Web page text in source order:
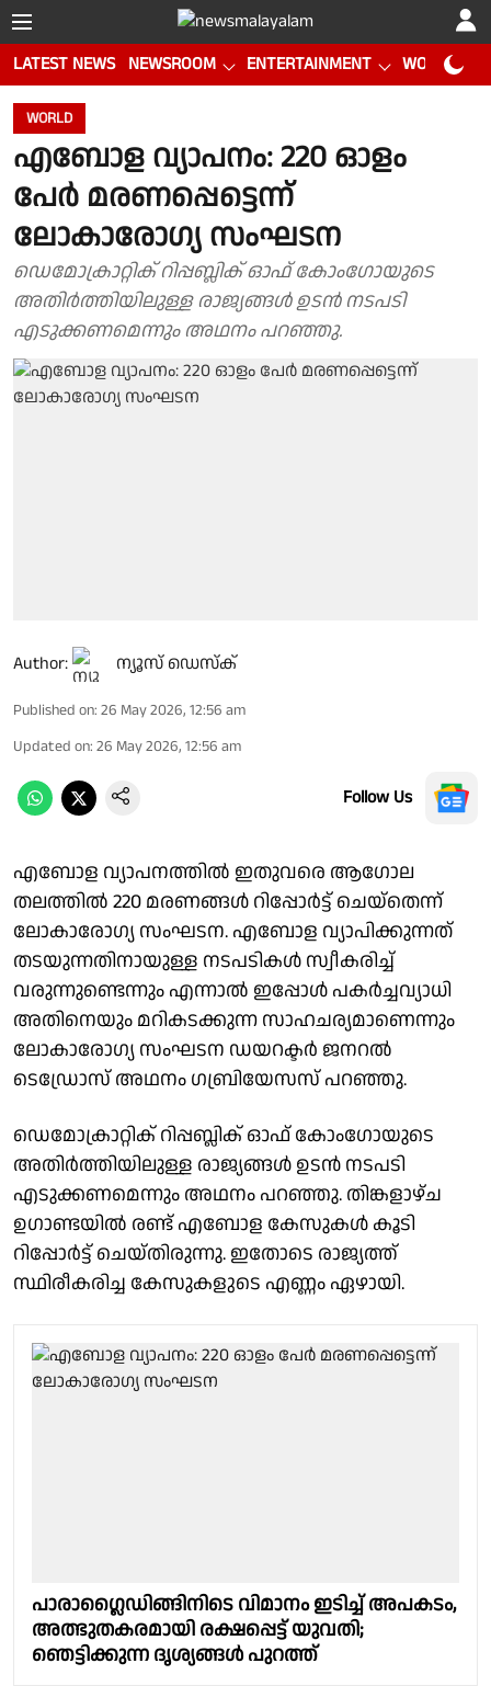
LATEST NEWS NEWSROOM ENTERTAINMENT WORLD CUP
WORLD
എബോള വ്യാപനം: 220 ഓളം
പേര്‍ മരണപ്പെട്ടെന്ന്
ലോകാരോഗ്യ സംഘടന
ഡെമോക്രാറ്റിക് റിപ്പബ്ലിക് ഓഫ് കോംഗോയുടെ
അതിര്‍ത്തിയിലുള്ള രാജ്യങ്ങള്‍ ഉടന്‍ നടപടി
എടുക്കണമെന്നും അഥനം പറഞ്ഞു.
Author: ന്യൂസ് ഡെസ്ക്
Published on: 26 May 2026, 12:56 am
Updated on: 26 May 2026, 12:56 am
Follow Us
എബോള വ്യാപനത്തില്‍ ഇതുവരെ ആഗോല
തലത്തില്‍ 220 മരണങ്ങള്‍ റിപ്പോര്‍ട്ട് ചെയ്‌തെന്ന്
ലോകാരോഗ്യ സംഘടന. എബോള വ്യാപിക്കുന്നത്
തടയുന്നതിനായുള്ള നടപടികള്‍ സ്വീകരിച്ച്
വരുന്നുണ്ടെന്നും എന്നാല്‍ ഇപ്പോള്‍ പകര്‍ച്ചവ്യാധി
അതിനെയും മറികടക്കുന്ന സാഹചര്യമാണെന്നും
ലോകാരോഗ്യ സംഘടന ഡയറക്ടര്‍ ജനറല്‍
ടെഡ്രോസ് അഥനം ഗബ്രിയേസസ് പറഞ്ഞു.
ഡെമോക്രാറ്റിക് റിപ്പബ്ലിക് ഓഫ് കോംഗോയുടെ
അതിര്‍ത്തിയിലുള്ള രാജ്യങ്ങള്‍ ഉടന്‍ നടപടി
എടുക്കണമെന്നും അഥനം പറഞ്ഞു. തിങ്കളാഴ്ച
ഉഗാണ്ടയില്‍ രണ്ട് എബോള കേസുകള്‍ കൂടി
റിപ്പോര്‍ട്ട് ചെയ്തിരുന്നു. ഇതോടെ രാജ്യത്ത്
സ്ഥിരീകരിച്ച കേസുകളുടെ എണ്ണം ഏഴായി.
പാരാഗ്ലൈഡിങ്ങിനിടെ വിമാനം ഇടിച്ച് അപകടം,
അത്ഭുതകരമായി രക്ഷപ്പെട്ട് യുവതി;
ഞെട്ടിക്കുന്ന ദൃശ്യങ്ങൾ പുറത്ത്